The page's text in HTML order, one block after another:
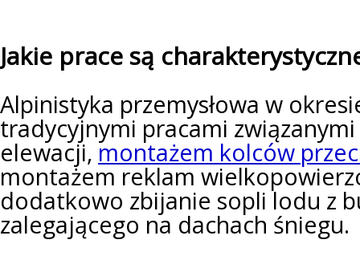
Jakie prace są
Alpinistyka przemysłowa w
tradycyjnymi pracami
elewacji, montażem kolców
montażem reklam
dodatkowo zbijanie sopli lodu z
zalegającego na dachach śniegu.